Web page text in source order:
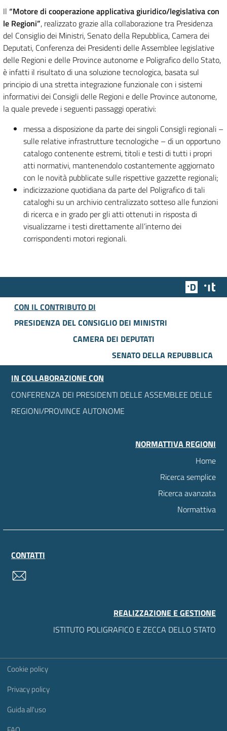
Il “Motore di cooperazione applicativa giuridico/legislativa con
le Regioni”, realizzato grazie alla collaborazione tra Presidenza
del Consiglio dei Ministri, Senato della Repubblica, Camera dei
Deputati, Conferenza dei Presidenti delle Assemblee legislative
delle Regioni e delle Province autonome e Poligrafico dello Stato,
è infatti il risultato di una soluzione tecnologica, basata sul
principio di una stretta integrazione funzionale con i sistemi
informativi dei Consigli delle Regioni e delle Province autonome,
la quale prevede i seguenti passaggi operativi:
messa a disposizione da parte dei singoli Consigli regionali –
sulle relative infrastrutture tecnologiche – di un opportuno
catalogo contenente estremi, titoli e testi di tutti i propri
atti normativi, mantenendolo costantemente aggiornato
con le novità pubblicate sulle rispettive gazzette regionali;
indicizzazione quotidiana da parte del Poligrafico di tali
cataloghi su un archivio centralizzato sotteso alle funzioni
di ricerca e in grado per gli atti ottenuti in risposta di
visualizzarne i testi direttamente all’interno dei
corrispondenti motori regionali.
Team
CON IL CONTRIBUTO DI
PRESIDENZA DEL CONSIGLIO DEI MINISTRI
CAMERA DEI DEPUTATI
SENATO DELLA REPUBBLICA
IN COLLABORAZIONE CON
CONFERENZA DEI PRESIDENTI DELLE ASSEMBLEE DELLE
REGIONI/PROVINCE AUTONOME
NORMATTIVA REGIONI
Home
Ricerca semplice
Ricerca avanzata
Normattiva
CONTATTI
REALIZZAZIONE E GESTIONE
ISTITUTO POLIGRAFICO E ZECCA DELLO STATO
Sezione Link Utili
Cookie policy
Privacy policy
Guida all'uso